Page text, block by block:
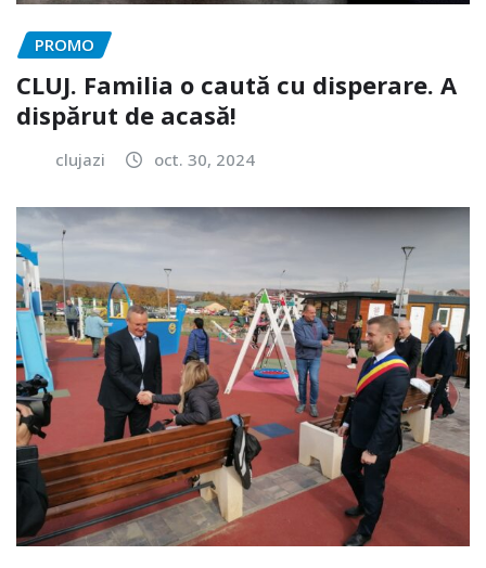
PROMO
CLUJ. Familia o caută cu disperare. A
dispărut de acasă!
clujazi oct. 30, 2024